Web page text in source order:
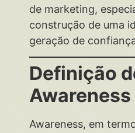
de marketing,
construção de uma
geração de
Definição
Awareness
Awareness, em